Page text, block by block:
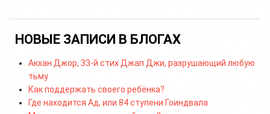
НОВЫЕ ЗАПИСИ В БЛОГАХ
Акхан Джор, 33-й стих Джап Джи, разрушающий любую
тьму
Как поддержать своего ребёнка?
Где находится Ад, или 84 ступени Гоиндвала